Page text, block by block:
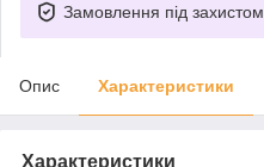
Замовлення під захистом
Опис Характеристики
Характеристики